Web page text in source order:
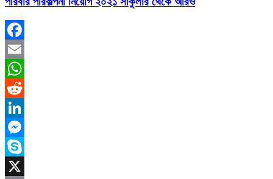
Facebook
Email
WhatsApp
Reddit
LinkedIn
Messenger
Skype